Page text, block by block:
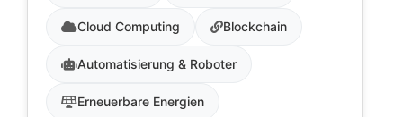
Cloud Computing Blockchain
Automatisierung & Roboter
Erneuerbare Energien